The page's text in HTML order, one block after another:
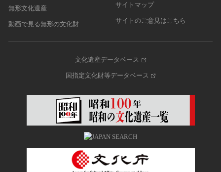
無形文化遺産
動画で見る無形の文化財
サイトマップ
サイトのご意見はこちら
文化遺産データベース
国指定文化財等データベース